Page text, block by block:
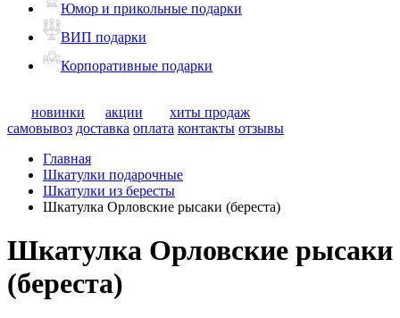
Юмор и прикольные подарки
ВИП подарки
Корпоративные подарки
новинки акции
хиты продаж
самовывоз доставка оплата контакты отзывы
Главная
Шкатулки подарочные
Шкатулки из бересты
Шкатулка Орловские рысаки (береста)
Шкатулка Орловские рысаки
(береста)